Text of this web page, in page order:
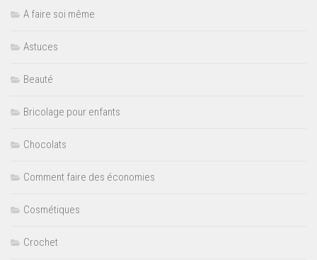
A faire soi même
Astuces
Beauté
Bricolage pour enfants
Chocolats
Comment faire des économies
Cosmétiques
Crochet